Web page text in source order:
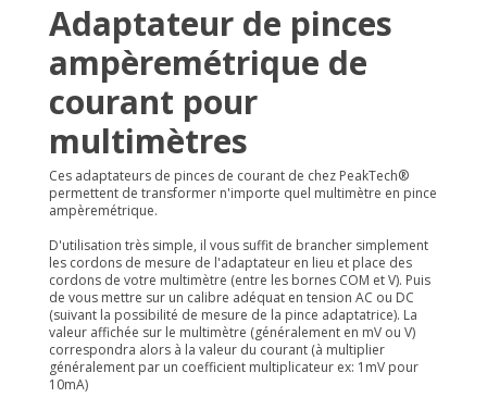
Adaptateur de pinces
ampèremétrique de
courant pour
multimètres
Ces adaptateurs de pinces de courant de chez PeakTech®
permettent de transformer n'importe quel multimètre en pince
ampèremétrique.
D'utilisation très simple, il vous suffit de brancher simplement
les cordons de mesure de l'adaptateur en lieu et place des
cordons de votre multimètre (entre les bornes COM et V). Puis
de vous mettre sur un calibre adéquat en tension AC ou DC
(suivant la possibilité de mesure de la pince adaptatrice). La
valeur affichée sur le multimètre (généralement en mV ou V)
correspondra alors à la valeur du courant (à multiplier
généralement par un coefficient multiplicateur ex: 1mV pour
10mA)